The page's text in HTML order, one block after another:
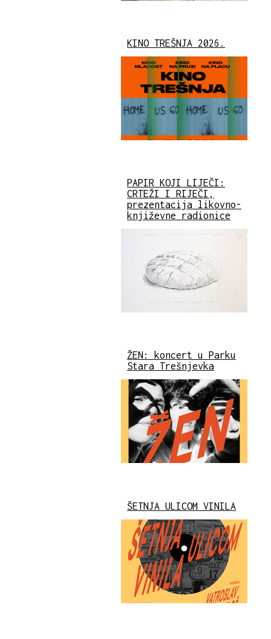
KINO TREŠNJA 2026.
PAPIR KOJI LIJEČI:
CRTEŽI I RIJEČI,
prezentacija likovno-
književne radionice
ŽEN: koncert u Parku
Stara Trešnjevka
ŠETNJA ULICOM VINILA